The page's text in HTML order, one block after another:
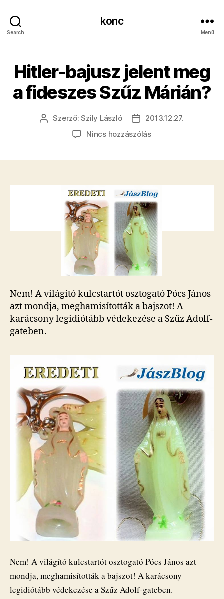
Search
konc
Menü
​Hitler-bajusz jelent meg
a fideszes Szűz Márián?
Bejegyzés
szerzője
Szerző:Szily László
Bejegyzés
dátuma
2013.12.27.
Nincs hozzászólása(z)
a
fideszes
Szűz
Márián?
bejegyzéshez
Nem! A világító kulcstartót osztogató Pócs János
azt mondja, meghamisították a bajszot! A
karácsony legidiótább védekezése a Szűz Adolf-
gateben.
Nem! A világító kulcstartót osztogató Pócs János azt
mondja, meghamisították a bajszot! A karácsony
legidiótább védekezése a Szűz Adolf-gateben.